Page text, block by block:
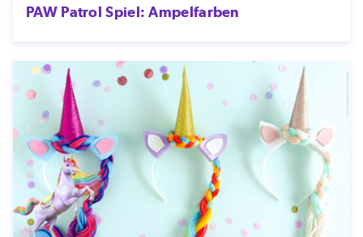
PAW Patrol Spiel: Ampelfarben